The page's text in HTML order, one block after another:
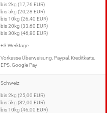
bis 2kg (17,76 EUR)
bis 5kg (20,28 EUR)
bis 10kg (26,40 EUR)
bis 20kg (33,60 EUR)
bis 30kg (46,80 EUR)
+3 Werktage
Vorkasse Überweisung, Paypal, Kreditkarte,
EPS, Google Pay
Schweiz
bis 2kg (25,00 EUR)
bis 5kg (32,00 EUR)
bis 10kg (46,00 EUR)